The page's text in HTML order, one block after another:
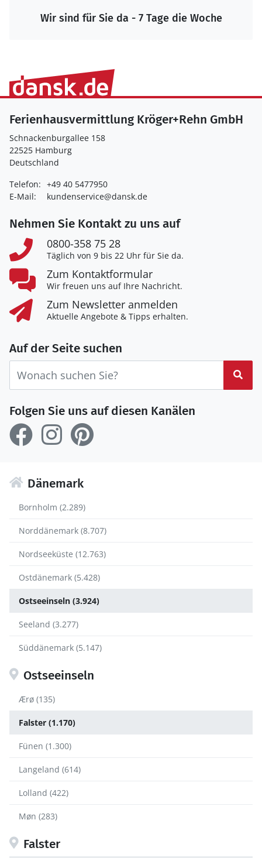
Wir sind für Sie da - 7 Tage die Woche
Ferienhausvermittlung Kröger+Rehn GmbH
Schnackenburgallee 158
22525 Hamburg
Deutschland
Telefon: +49 40 5477950
E-Mail:
kundenservice@dansk.de
Nehmen Sie Kontakt zu uns auf
0800-358 75 28
Täglich von 9 bis 22 Uhr für Sie da.
Zum Kontaktformular
Wir freuen uns auf Ihre Nachricht.
Zum Newsletter anmelden
Aktuelle Angebote & Tipps erhalten.
Auf der Seite suchen
Folgen Sie uns auf diesen Kanälen
Dänemark
Bornholm (2.289)
Norddänemark (8.707)
Nordseeküste (12.763)
Ostdänemark (5.428)
Ostseeinseln (3.924)
Seeland (3.277)
Süddänemark (5.147)
Ostseeinseln
Ærø (135)
Falster (1.170)
Fünen (1.300)
Langeland (614)
Lolland (422)
Møn (283)
Falster